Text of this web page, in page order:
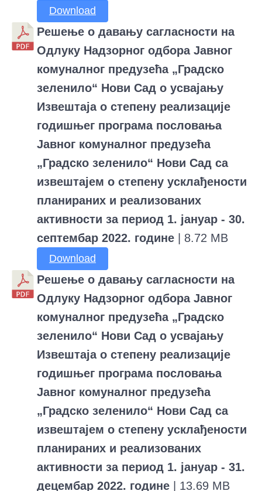
Download
Решење о давању сагласности на
Одлуку Надзорног одбора Јавног
комуналног предузећа „Градско
зеленило“ Нови Сад о усвајању
Извештаја о степену реализације
годишњег програма пословања
Јавног комуналног предузећа
„Градско зеленило“ Нови Сад са
извештајем о степену усклађености
планираних и реализованих
активности за период 1. јануар - 30.
септембар 2022. године | 8.72 MB
Download
Решење о давању сагласности на
Одлуку Надзорног одбора Јавног
комуналног предузећа „Градско
зеленило“ Нови Сад о усвајању
Извештаја о степену реализације
годишњег програма пословања
Јавног комуналног предузећа
„Градско зеленило“ Нови Сад са
извештајем о степену усклађености
планираних и реализованих
активности за период 1. јануар - 31.
децембар 2022. године | 13.69 MB